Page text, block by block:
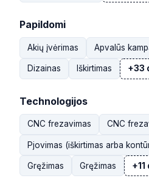
Papildomi
Akių įvėrimas Apvalūs
Dizainas Iškirtimas +33
Technologijos
CNC frezavimas CNC
Pjovimas (iškirtimas arba
Gręžimas Gręžimas